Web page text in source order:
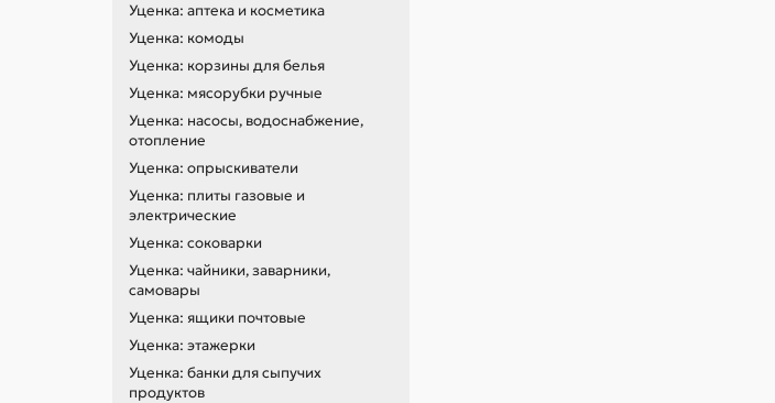
Уценка: аптека и косметика
Уценка: комоды
Уценка: корзины для белья
Уценка: мясорубки ручные
Уценка: насосы, водоснабжение,
отопление
Уценка: опрыскиватели
Уценка: плиты газовые и
электрические
Уценка: соковарки
Уценка: чайники, заварники,
самовары
Уценка: ящики почтовые
Уценка: этажерки
Уценка: банки для сыпучих
продуктов